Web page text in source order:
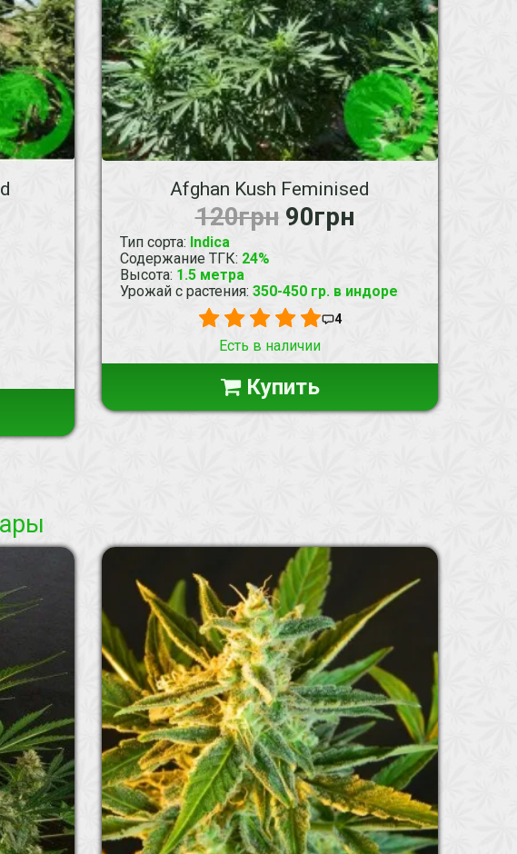
Afghan Kush Feminised
120грн 90грн
Тип сорта: Indica
Содержание ТГК: 24%
Высота: 1.5 метра
Урожай с растения: 350-450 гр. в индоре
4
Есть в наличии
Купить